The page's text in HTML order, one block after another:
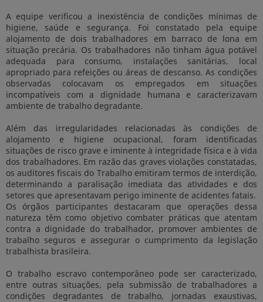
A equipe verificou a inexistência de condições mínimas de
higiene, saúde e segurança. Foi constatado pela equipe
alojamento de dois trabalhadores em barraco de lona em
situação precária. Os trabalhadores não tinham água potável
adequada para consumo, instalações sanitárias, local
apropriado para refeições ou áreas de descanso. As condições
observadas colocavam os empregados em situações
incompatíveis com a dignidade humana e caracterizavam
ambiente de trabalho degradante.
Além das irregularidades relacionadas às condições de
alojamento e higiene ocupacional, foram identificadas
situações de risco grave e iminente à integridade física e à vida
dos trabalhadores. Em razão das graves violações constatadas,
os auditores fiscais do Trabalho emitiram termos de interdição,
determinando a paralisação imediata das atividades e dos
setores que apresentavam perigo iminente de acidentes fatais.
Os órgãos participantes destacaram que operações dessa
natureza têm como objetivo combater práticas que atentam
contra a dignidade do trabalhador, promover ambientes de
trabalho seguros e assegurar o cumprimento da legislação
trabalhista brasileira.
O trabalho escravo contemporâneo pode ser caracterizado,
entre outras situações, pela submissão de trabalhadores a
condições degradantes de trabalho, jornadas exaustivas,